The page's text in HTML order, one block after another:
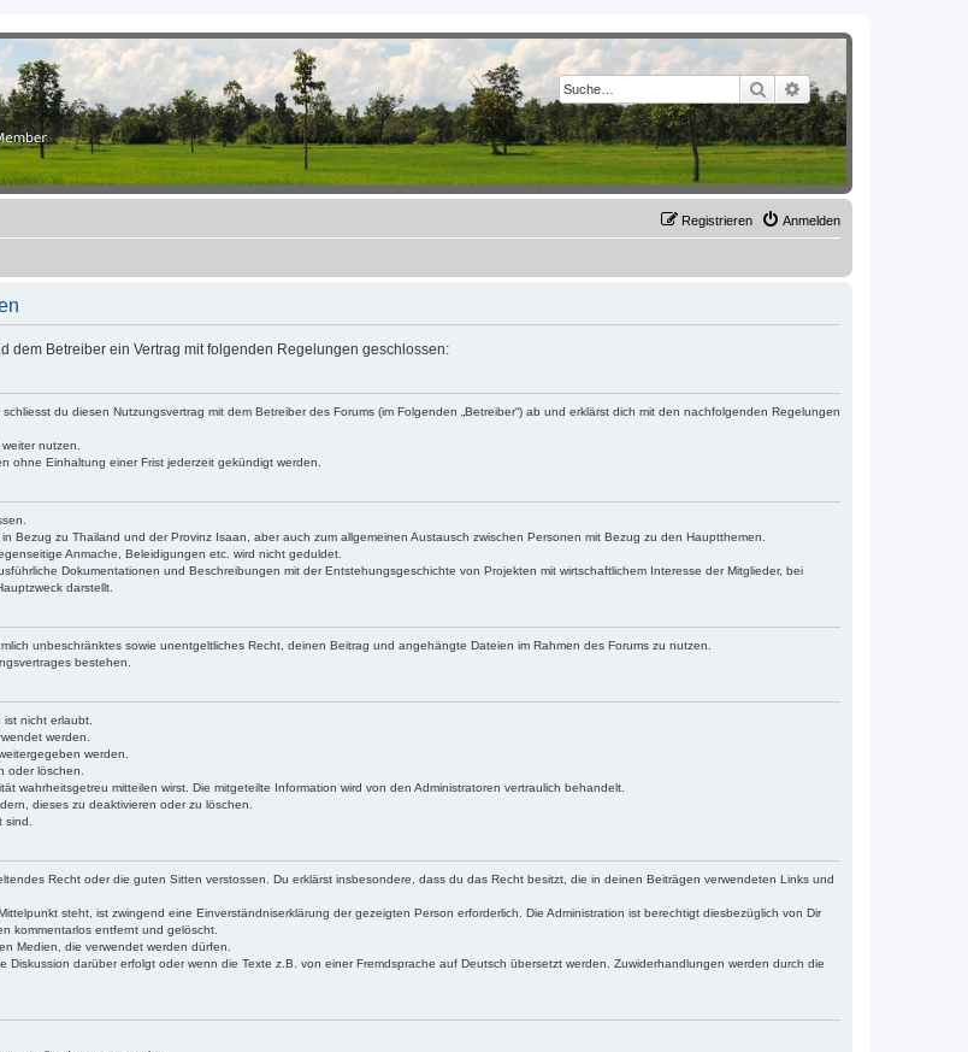
Suche Erweiterte Suche
Anmelden
Registrieren
dem Betreiber ein Vertrag mit folgenden Regelungen geschlossen:
du diesen Nutzungsvertrag mit dem Betreiber des Forums (im Folgenden „Betreiber“) ab und erklärst dich mit den nachfolgenden Regelungen
nutzen.
ohne Einhaltung einer Frist jederzeit gekündigt werden.
Bezug zu Thailand und der Provinz Isaan, aber auch zum allgemeinen Austausch zwischen Personen mit Bezug zu den Hauptthemen.
Anmache, Beleidigungen etc. wird nicht geduldet.
Dokumentationen und Beschreibungen mit der Entstehungsgeschichte von Projekten mit wirtschaftlichem Interesse der Mitglieder, bei
darstellt.
unbeschränktes sowie unentgeltliches Recht, deinen Beitrag und angehängte Dateien im Rahmen des Forums zu nutzen.
bestehen.
ist nicht erlaubt.
werden.
werden.
oder löschen.
wahrheitsgetreu mitteilen wirst. Die mitgeteilte Information wird von den Administratoren vertraulich behandelt.
dieses zu deaktivieren oder zu löschen.
sind.
Recht oder die guten Sitten verstossen. Du erklärst insbesondere, dass du das Recht besitzt, die in deinen Beiträgen verwendeten Links und
steht, ist zwingend eine Einverständniserklärung der gezeigten Person erforderlich. Die Administration ist berechtigt diesbezüglich von Dir
kommentarlos entfernt und gelöscht.
Medien, die verwendet werden dürfen.
darüber erfolgt oder wenn die Texte z.B. von einer Fremdsprache auf Deutsch übersetzt werden. Zuwiderhandlungen werden durch die